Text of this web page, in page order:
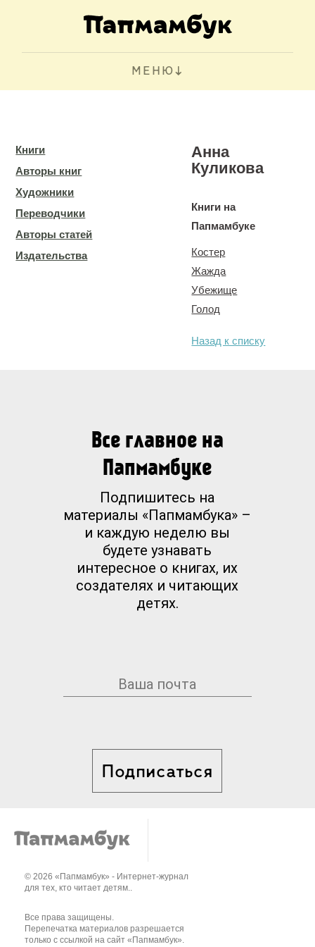
МЕНЮ
Книги
Авторы книг
Художники
Переводчики
Авторы статей
Издательства
Анна
Куликова
Книги на
Папмамбуке
Костер
Жажда
Убежище
Голод
Назад к списку
Все главное на
Папмамбуке
Подпишитесь на
материалы «Папмамбука» –
и каждую неделю вы
будете узнавать
интересное о книгах, их
создателях и читающих
детях.
Подписаться
© 2026 «Папмамбук» - Интернет-журнал
для тех, кто читает детям..
Все права защищены.
Перепечатка материалов разрешается
только с ссылкой на сайт «Папмамбук».